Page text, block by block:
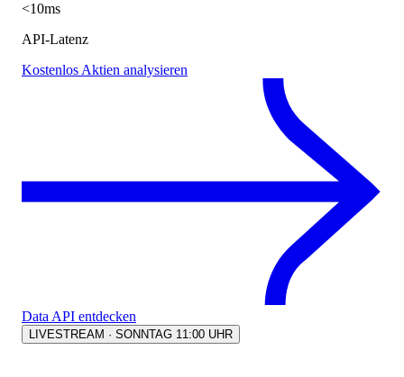
<10ms
API-Latenz
Kostenlos Aktien analysieren
Data API entdecken
LIVESTREAM · SONNTAG 11:00 UHR